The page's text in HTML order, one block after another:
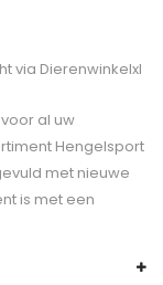
via Dierenwinkelxl
al uw
Hengelsport
met nieuwe
is met een